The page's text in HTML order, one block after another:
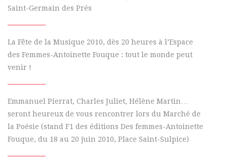
Saint-Germain des Prés
La Fête de la Musique 2010, dès 20 heures à l’Espace
des Femmes-Antoinette Fouque : tout le monde peut
venir !
Emmanuel Pierrat, Charles Juliet, Hélène Martin…
seront heureux de vous rencontrer lors du Marché de
la Poésie (stand F1 des éditions Des femmes-Antoinette
Fouque, du 18 au 20 juin 2010, Place Saint-Sulpice)